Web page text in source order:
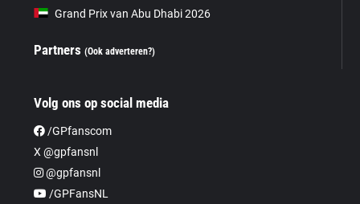
Grand Prix van Abu Dhabi 2026
Partners(Ook adverteren?)
Volg ons op social media
/GPfanscom
X @gpfansnl
@gpfansnl
/GPFansNL